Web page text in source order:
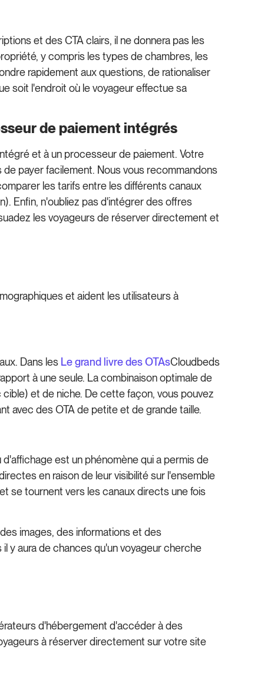
et des CTA clairs, il ne donnera pas les
y compris les types de chambres, les
rapidement aux questions, de rationaliser
soit l'endroit où le voyageur effectue sa
de paiement intégrés
et à un processeur de paiement. Votre
payer facilement. Nous vous recommandons
les tarifs entre les différents canaux
Enfin, n'oubliez pas d'intégrer des offres
les voyageurs de réserver directement et
et aident les utilisateurs à
Dans les Le grand livre des OTAsCloudbeds
à une seule. La combinaison optimale de
et de niche. De cette façon, vous pouvez
avec des OTA de petite et de grande taille.
est un phénomène qui a permis de
en raison de leur visibilité sur l'ensemble
se tournent vers les canaux directs une fois
images, des informations et des
y aura de chances qu'un voyageur cherche
d'hébergement d'accéder à des
à réserver directement sur votre site